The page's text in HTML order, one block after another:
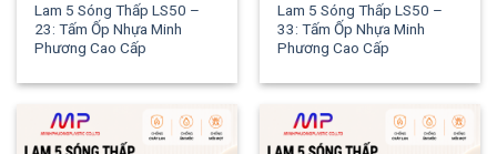
Lam 5 Sóng Thấp LS50 –
23: Tấm Ốp Nhựa Minh
Phương Cao Cấp
Lam 5 Sóng Thấp LS50 –
33: Tấm Ốp Nhựa Minh
Phương Cao Cấp